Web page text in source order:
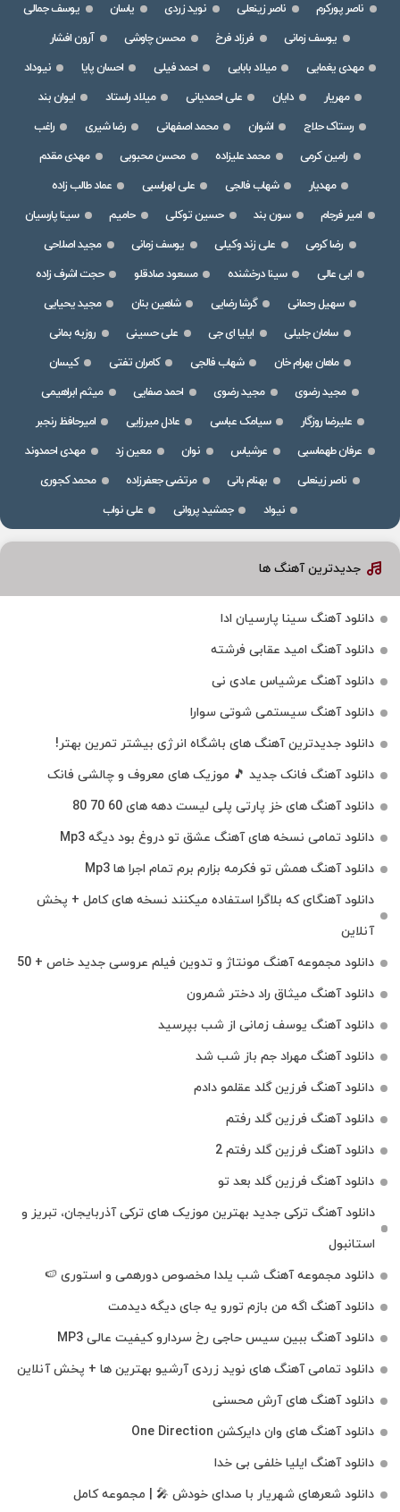
ناصر پورکرم ناصر زینعلی نوید زردی یاسان
یوسف جمالی
یوسف زمانی
فرزاد فرخ محسن چاوشی
آرون افشار
مهدی یغمایی
میلاد بابایی احمد فیلی احسان پایا
نیوداد
مهریار
دایان علی احمدیانی میلاد راستاد
ایوان بند
رستاک حلاج
اشوان محمد اصفهانی رضا شیری
راغب
رامین کرمی
محمد علیزاده محسن محبوبی
مهدی مقدم
مهدیار
شهاب فالجی علی لهراسبی
عماد طالب زاده
امیر فرجام
سون بند حسین توکلی حامیم
سینا پارسیان
رضا کرمی
علی زند وکیلی یوسف زمانی
مجید اصلاحی
ابی عالی
سینا درخشنده مسعود صادقلو
حجت اشرف زاده
سهیل رحمانی
گرشا رضایی شاهین بنان
مجید یحیایی
سامان جلیلی
ایلیا ای جی علی حسینی
روزبه بمانی
ماهان بهرام خان
شهاب فالجی کامران تفتی
کیسان
مجید رضوی
مجید رضوی احمد صفایی
میثم ابراهیمی
علیرضا روزگار
سیامک عباسی عادل میرزایی
امیرحافظ رنجبر
عرفان طهماسبی
عرشیاس نوان معین زد
مهدی احمدوند
ناصر زینعلی
بهنام بانی مرتضی جعفرزاده
محمد کجوری
نیواد
جمشید پروانی علی نواب
جدیدترین آهنگ ها
دانلود آهنگ سینا پارسیان ادا
دانلود آهنگ امید عقابی فرشته
دانلود آهنگ عرشیاس عادی نی
دانلود آهنگ سیستمی شوتی سوارا
دانلود جدیدترین آهنگ‌ های باشگاه انرژی بیشتر تمرین بهتر!
دانلود آهنگ فانک جدید 🎵 موزیک‌ های معروف و چالشی فانک
دانلود آهنگ های خز پارتی پلی لیست دهه های 60 70 80
دانلود تمامی نسخه های آهنگ عشق تو دروغ بود دیگه Mp3
دانلود آهنگ همش تو فکرمه بزارم برم تمام اجرا ها Mp3
دانلود آهنگای که بلاگرا استفاده میکنند نسخه های کامل + پخش
آنلاین
دانلود مجموعه آهنگ مونتاژ و تدوین فیلم عروسی جدید خاص + 50
دانلود آهنگ میثاق راد دختر شمرون
دانلود آهنگ یوسف زمانی از شب بپرسید
دانلود آهنگ مهراد جم باز شب شد
دانلود آهنگ فرزین گلد عقلمو دادم
دانلود آهنگ فرزین گلد رفتم
دانلود آهنگ فرزین گلد رفتم 2
دانلود آهنگ فرزین گلد بعد تو
دانلود آهنگ ترکی جدید بهترین موزیک‌ های ترکی آذربایجان، تبریز و
استانبول
دانلود مجموعه آهنگ شب یلدا مخصوص دورهمی و استوری 🍉
دانلود آهنگ اگه من بازم تورو یه جای دیگه دیدمت
دانلود آهنگ ببین سیس حاجی رخ سردارو کیفیت عالی MP3
دانلود تمامی آهنگ های نوید زردی آرشیو بهترین ها + پخش آنلاین
دانلود آهنگ های آرش محسنی
دانلود آهنگ های وان دایرکشن One Direction
دانلود آهنگ ایلیا خلفی بی خدا
دانلود شعرهای شهریار با صدای خودش 🎤 | مجموعه کامل